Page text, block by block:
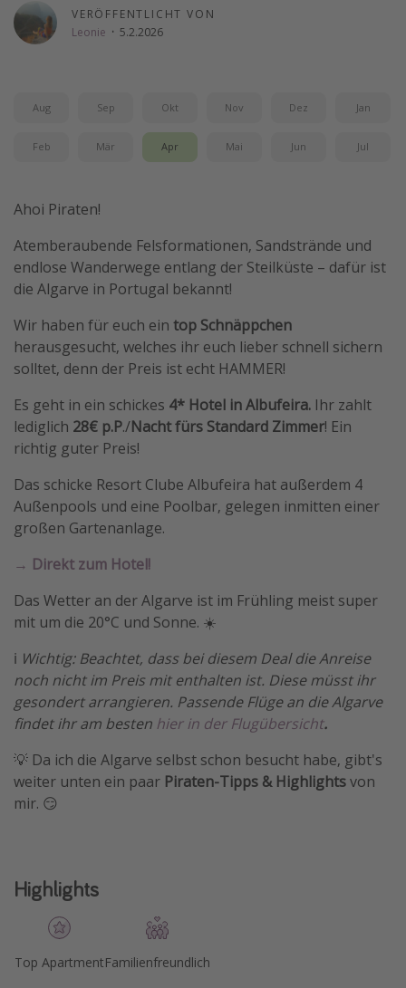
Gruppenreisen
Hotels am Achensee
Reise Journal
Rundreisen in Thailand
Bahnreisen in der Schweiz
Reisepassfreie Reiseziele
Travel Know How
Silvesterreisen
Last Minute Urlaub Mallorca
Last Minute Urlaub Deutschland
VERÖFFENTLICHT VON
Leonie · 5.2.2026
Aug Sep Okt Nov Dez Jan
Feb Mär Apr Mai Jun Jul
Ahoi Piraten!
Atemberaubende Felsformationen, Sandstrände und
endlose Wanderwege entlang der Steilküste – dafür ist
die Algarve in Portugal bekannt!
Wir haben für euch ein top Schnäppchen
herausgesucht, welches ihr euch lieber schnell sichern
solltet, denn der Preis ist echt HAMMER!
Es geht in ein schickes 4* Hotel in Albufeira. Ihr zahlt
lediglich 28€ p.P./Nachtfürs Standard Zimmer! Ein
richtig guter Preis!
Das schicke Resort Clube Albufeira hat außerdem 4
Außenpools und eine Poolbar, gelegen inmitten einer
großen Gartenanlage.
→ Direkt zum Hotel!
Das Wetter an der Algarve ist im Frühling meist super
mit um die 20°C und Sonne. ☀️
ℹ️ Wichtig: Beachtet, dass bei diesem Deal die Anreise
noch nicht im Preis mit enthalten ist. Diese müsst ihr
gesondert arrangieren. Passende Flüge an die Algarve
findet ihr am besten hier in der Flugübersicht.
💡 Da ich die Algarve selbst schon besucht habe, gibt's
weiter unten ein paar Piraten-Tipps & Highlightsvon
mir. 😏
Highlights
Top ApartmentFamilienfreundlich